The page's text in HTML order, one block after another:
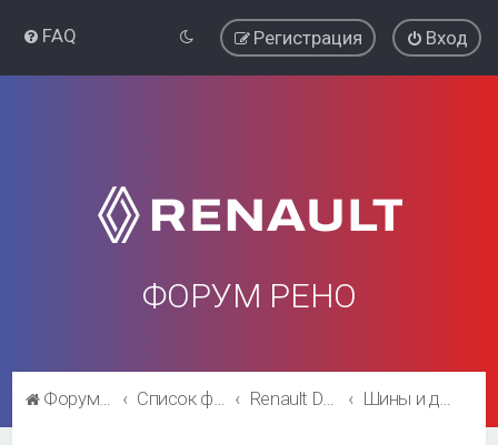
FAQ Вход
Регистрация
ФОРУМ РЕНО
Форум Рено Список форумов Renault Duster Шины и диски